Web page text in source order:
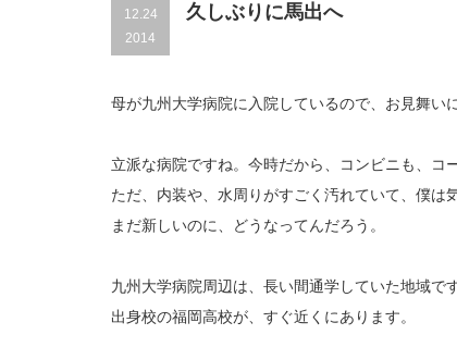
12.24
2014
久しぶりに馬出へ
母が九州大学病院に入院しているので、お見舞い
立派な病院ですね。今時だから、コンビニも、コ
ただ、内装や、水周りがすごく汚れていて、僕は
まだ新しいのに、どうなってんだろう。
九州大学病院周辺は、長い間通学していた地域です
出身校の福岡高校が、すぐ近くにあります。